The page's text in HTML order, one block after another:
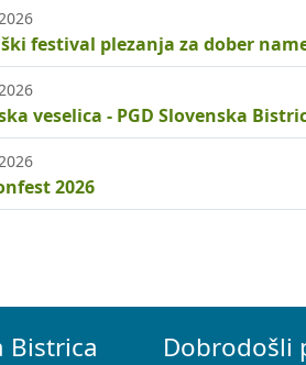
festival plezanja za dober
veselica - PGD Slovenska
2026
Bistrica Dobrodošli